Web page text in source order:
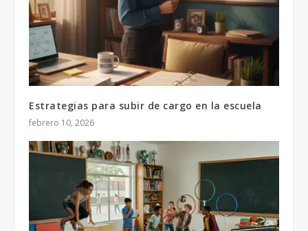
Estrategias para subir de cargo en la escuela
febrero 10, 2026